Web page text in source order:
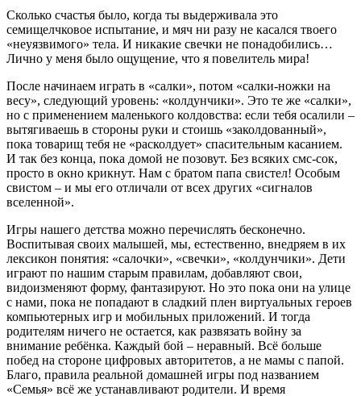
Сколько счастья было, когда ты выдерживала это
семищелчковое испытание, и мяч ни разу не касался твоего
«неуязвимого» тела. И никакие свечки не понадобились…
Лично у меня было ощущение, что я повелитель мира!
После начинаем играть в «салки», потом «салки-ножки на
весу», следующий уровень: «колдунчики». Это те же «салки»,
но с применением маленького колдовства: если тебя осалили –
вытягиваешь в стороны руки и стоишь «заколдованный»,
пока товарищ тебя не «расколдует» спасительным касанием.
И так без конца, пока домой не позовут. Без всяких смс-сок,
просто в окно крикнут. Нам с братом папа свистел! Особым
свистом – и мы его отличали от всех других «сигналов
вселенной».
Игры нашего детства можно перечислять бесконечно.
Воспитывая своих малышей, мы, естественно, внедряем в их
лексикон понятия: «салочки», «свечки», «колдунчики». Дети
играют по нашим старым правилам, добавляют свои,
видоизменяют форму, фантазируют. Но это пока они на улице
с нами, пока не попадают в сладкий плен виртуальных героев
компьютерных игр и мобильных приложений. И тогда
родителям ничего не остается, как развязать войну за
внимание ребёнка. Каждый бой – неравный. Всё больше
побед на стороне цифровых авторитетов, а не мамы с папой.
Благо, правила реальной домашней игры под названием
«Семья» всё же устанавливают родители. И время